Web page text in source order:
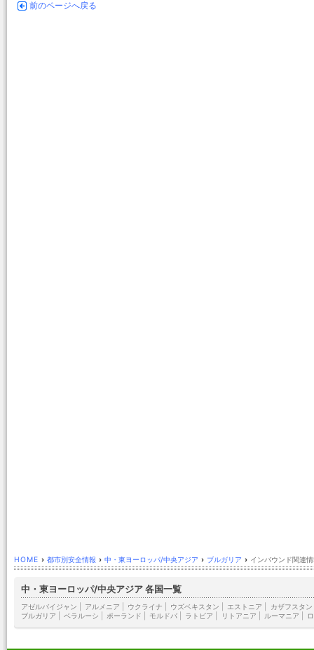
前のページへ戻る
HOME › 都市別安全情報 › 中・東ヨーロッパ/中央アジア › ブルガリア › インバウンド関連
中・東ヨーロッパ/中央アジア 各国一覧
アゼルバイジャン アルメニア ウクライナ ウズベキスタン エストニア カザフスタン
ブルガリア
ベラルーシ ポーランド モルドバ ラトビア リトアニア ルーマニア